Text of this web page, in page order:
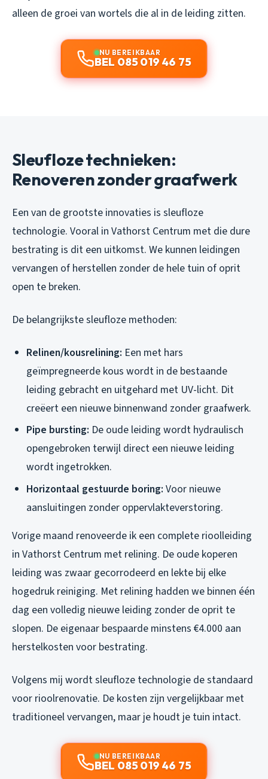
alleen de groei van wortels die al in de leiding zitten.
NU BEREIKBAAR
BEL 085 019 46 75
Sleufloze technieken:
Renoveren zonder graafwerk
Een van de grootste innovaties is sleufloze
technologie. Vooral in Vathorst Centrum met die dure
bestrating is dit een uitkomst. We kunnen leidingen
vervangen of herstellen zonder de hele tuin of oprit
open te breken.
De belangrijkste sleufloze methoden:
Relinen/kousrelining: Een met hars
geïmpregneerde kous wordt in de bestaande
leiding gebracht en uitgehard met UV-licht. Dit
creëert een nieuwe binnenwand zonder graafwerk.
Pipe bursting: De oude leiding wordt hydraulisch
opengebroken terwijl direct een nieuwe leiding
wordt ingetrokken.
Horizontaal gestuurde boring: Voor nieuwe
aansluitingen zonder oppervlakteverstoring.
Vorige maand renoveerde ik een complete rioolleiding
in Vathorst Centrum met relining. De oude koperen
leiding was zwaar gecorrodeerd en lekte bij elke
hogedruk reiniging. Met relining hadden we binnen één
dag een volledig nieuwe leiding zonder de oprit te
slopen. De eigenaar bespaarde minstens €4.000 aan
herstelkosten voor bestrating.
Volgens mij wordt sleufloze technologie de standaard
voor rioolrenovatie. De kosten zijn vergelijkbaar met
traditioneel vervangen, maar je houdt je tuin intact.
NU BEREIKBAAR
BEL 085 019 46 75